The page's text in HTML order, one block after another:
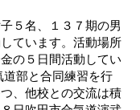
５名、１３７期の男
ています。活動場所
の５日間活動してい
部と合同練習を行
、他校との交流は積